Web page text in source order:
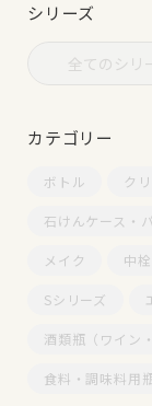
シリーズ
カテゴリー
ボトル ク
石けんケース・
メイク 中栓
Sシリーズ
酒類瓶（ワイン
食料・調味料用